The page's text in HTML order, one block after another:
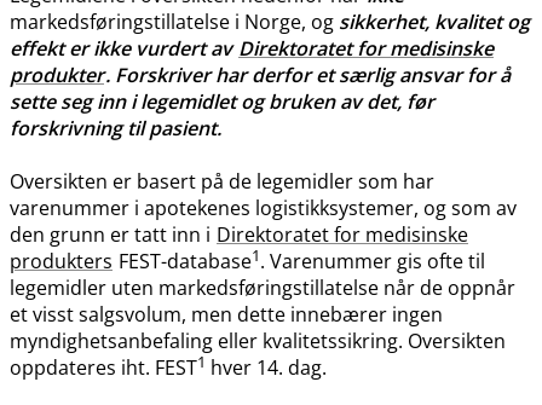
markedsføringstillatelse i Norge, og sikkerhet, kvalitet og
effekt er ikke vurdert avDirektoratet for medisinske
produkter. Forskriver har derfor et særlig ansvar for å
sette seg inn i legemidlet og bruken av det, før
forskrivning til pasient.
Oversikten er basert på de legemidler som har
varenummer i apotekenes logistikksystemer, og som av
den grunn er tatt inn i Direktoratet for medisinske
produkters FEST-database1. Varenummer gis ofte til
legemidler uten markedsføringstillatelse når de oppnår
et visst salgsvolum, men dette innebærer ingen
myndighetsanbefaling eller kvalitetssikring. Oversikten
oppdateres iht. FEST1 hver 14. dag.